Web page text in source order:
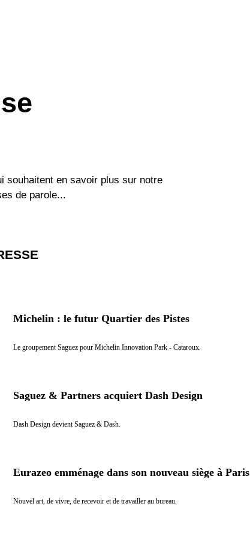
souhaitent en savoir plus sur notre
de parole...
Michelin : le futur Quartier des Pistes
Le groupement Saguez pour Michelin Innovation Park - Cataroux.
Saguez & Partners acquiert Dash Design
Dash Design devient Saguez & Dash.
Eurazeo emménage dans son nouveau siège à Paris
Nouvel art, de vivre, de recevoir et de travailler au bureau.